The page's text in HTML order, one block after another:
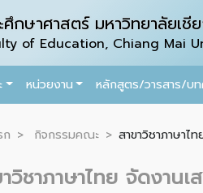
กษาศาสตร์ มหาวิทยาลัยเชี
of Education, Chiang Mai
หน่วยงาน หลักสูตร/วารสาร/บท
ก กิจกรรมคณะ สาขาวิชาภาษาไ
วิชาภาษาไทย จัดงานเ